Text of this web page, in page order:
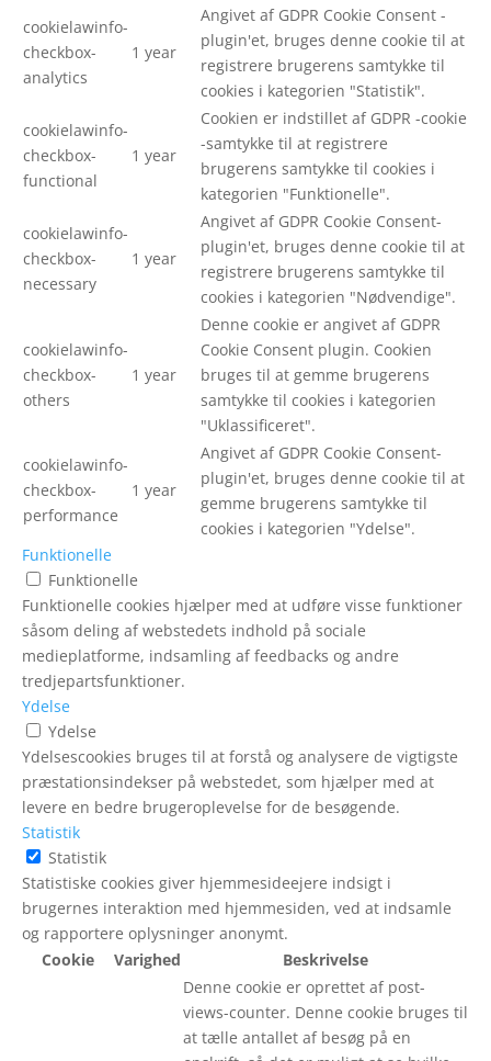
cookielawinfo-
checkbox-
analytics
1 year
Angivet af GDPR Cookie Consent -
plugin'et, bruges denne cookie til at
registrere brugerens samtykke til
cookies i kategorien "Statistik".
cookielawinfo-
checkbox-
functional
1 year
Cookien er indstillet af GDPR -cookie
-samtykke til at registrere
brugerens samtykke til cookies i
kategorien "Funktionelle".
cookielawinfo-
checkbox-
necessary
1 year
Angivet af GDPR Cookie Consent-
plugin'et, bruges denne cookie til at
registrere brugerens samtykke til
cookies i kategorien "Nødvendige".
cookielawinfo-
checkbox-
others
1 year
Denne cookie er angivet af GDPR
Cookie Consent plugin. Cookien
bruges til at gemme brugerens
samtykke til cookies i kategorien
"Uklassificeret".
cookielawinfo-
checkbox-
performance
1 year
Angivet af GDPR Cookie Consent-
plugin'et, bruges denne cookie til at
gemme brugerens samtykke til
cookies i kategorien "Ydelse".
Funktionelle
Funktionelle
Funktionelle cookies hjælper med at udføre visse funktioner
såsom deling af webstedets indhold på sociale
medieplatforme, indsamling af feedbacks og andre
tredjepartsfunktioner.
Ydelse
Ydelse
Ydelsescookies bruges til at forstå og analysere de vigtigste
præstationsindekser på webstedet, som hjælper med at
levere en bedre brugeroplevelse for de besøgende.
Statistik
Statistik
Statistiske cookies giver hjemmesideejere indsigt i
brugernes interaktion med hjemmesiden, ved at indsamle
og rapportere oplysninger anonymt.
Cookie
Varighed
Beskrivelse
Denne cookie er oprettet af post-
views-counter. Denne cookie bruges til
at tælle antallet af besøg på en